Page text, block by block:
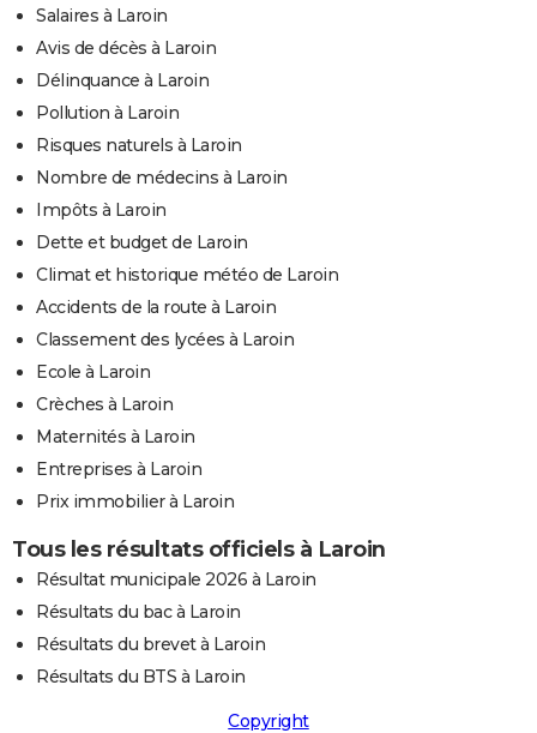
Salaires à Laroin
Avis de décès à Laroin
Délinquance à Laroin
Pollution à Laroin
Risques naturels à Laroin
Nombre de médecins à Laroin
Impôts à Laroin
Dette et budget de Laroin
Climat et historique météo de Laroin
Accidents de la route à Laroin
Classement des lycées à Laroin
Ecole à Laroin
Crèches à Laroin
Maternités à Laroin
Entreprises à Laroin
Prix immobilier à Laroin
Tous les résultats officiels à Laroin
Résultat municipale 2026 à Laroin
Résultats du bac à Laroin
Résultats du brevet à Laroin
Résultats du BTS à Laroin
Copyright